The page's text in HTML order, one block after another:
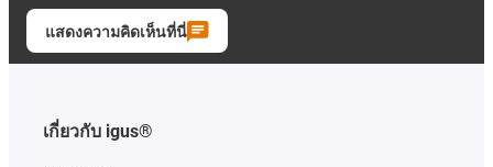
แสดงความคิดเห็นที่นี่
เกี่ยวกับ igus®